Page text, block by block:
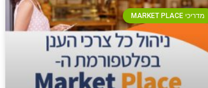
מדריכי MARKET PLACE